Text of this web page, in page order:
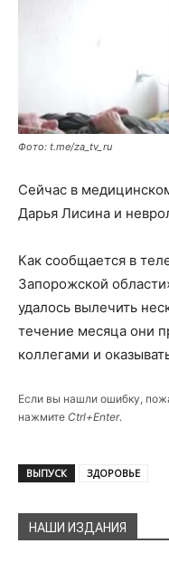
Фото: t.me/za_tv_ru
Сейчас в
Дарья Лисина и
Как сообщается в
Запорожской
удалось вылечить
течение месяца они
коллегами и
Если вы нашли ошибку,
нажмите Ctrl+Enter.
ВЫПУСК ЗДОРОВЬЕ
НАШИ ИЗДАНИЯ